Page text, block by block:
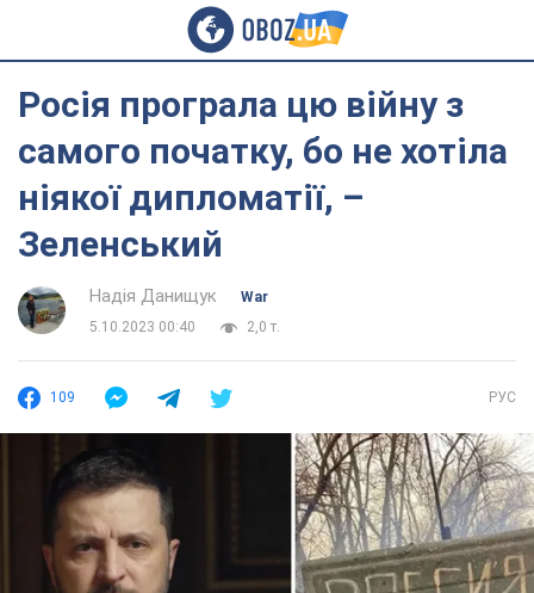
Росія програла цю війну з
самого початку, бо не хотіла
ніякої дипломатії, –
Зеленський
Надія Данищук
War
5.10.2023 00:40
2,0 т.
109 РУС